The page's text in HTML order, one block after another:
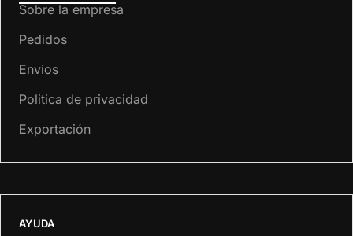
Sobre la empresa
Pedidos
Envios
Politica de privacidad
Exportación
AYUDA